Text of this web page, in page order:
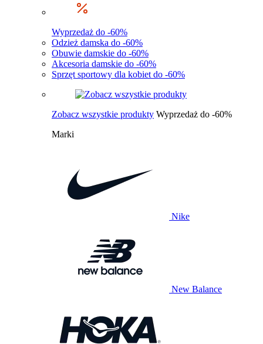
Wyprzedaż do -60%
Odzież damska do -60%
Obuwie damskie do -60%
Akcesoria damskie do -60%
Sprzęt sportowy dla kobiet do -60%
Zobacz wszystkie produkty Wyprzedaż do -60%
Marki
Nike
New Balance